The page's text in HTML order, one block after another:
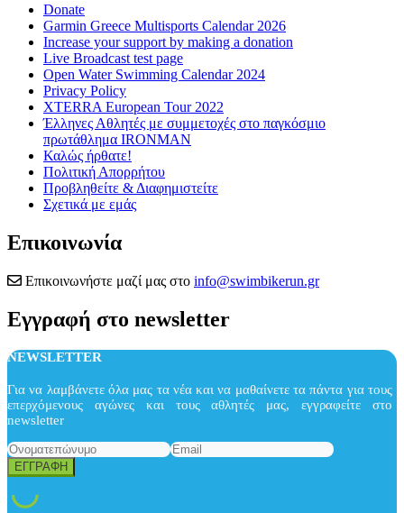
Donate
Garmin Greece Multisports Calendar 2026
Increase your support by making a donation
Live Broadcast test page
Open Water Swimming Calendar 2024
Privacy Policy
XTERRA European Tour 2022
Έλληνες Αθλητές με συμμετοχές στο παγκόσμιο
πρωτάθλημα IRONMAN
Καλώς ήρθατε!
Πολιτική Απορρήτου
Προβληθείτε & Διαφημιστείτε
Σχετικά με εμάς
Επικοινωνία
Επικοινωνήστε μαζί μας στο info@swimbikerun.gr
Εγγραφή στο newsletter
NEWSLETTER
Για να λαμβάνετε όλα μας τα νέα και να μαθαίνετε τα πάντα για τους
επερχόμενους αγώνες και τους αθλητές μας, εγγραφείτε στο
newsletter